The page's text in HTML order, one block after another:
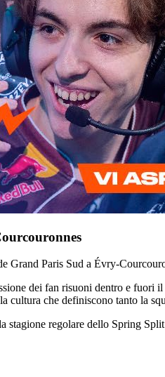
Grand Paris Sud a Évry-
dei fan risuoni dentro e fuori
cultura che definiscono tanto la
regolare dello Spring